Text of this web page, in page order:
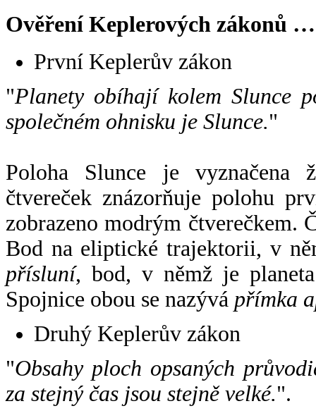
Ověření Keplerových zákonů …
První Keplerův zákon
"Planety obíhají kolem Slunce
společném ohnisku je Slunce."
Poloha Slunce je vyznačena
čtvereček znázorňuje polohu
zobrazeno modrým čtverečkem.
Bod na eliptické trajektorii, v
přísluní, bod, v němž je
Spojnice obou se nazývá přímka
Druhý Keplerův zákon
"Obsahy ploch opsaných
za stejný čas jsou stejně velké.".